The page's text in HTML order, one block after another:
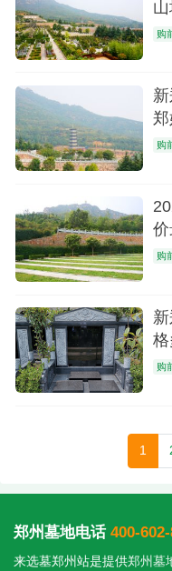
购
购
购
格
购
1
郑州墓地电话 400-
来选墓郑州站是提供郑州墓